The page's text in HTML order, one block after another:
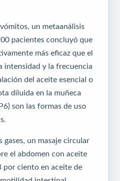
un metaanálisis
pacientes concluyó que
más eficaz que el
intensidad y la frecuencia
del aceite esencial o
diluida en la muñeca
son las formas de uso
gases, un masaje circular
el abdomen con aceite
por ciento en aceite de